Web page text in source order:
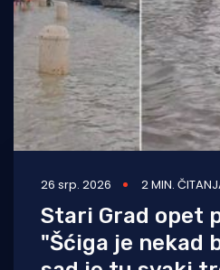
Ribolov
Ekologija
Tradicija i kultura
26 srp. 2026 2 MIN.
Stari Grad opet
"Šćiga je nekad